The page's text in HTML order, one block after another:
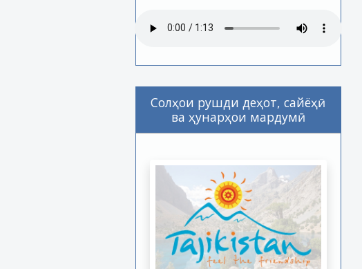
Солҳои рушди деҳот, сайёҳӣ
ва ҳунарҳои мардумӣ